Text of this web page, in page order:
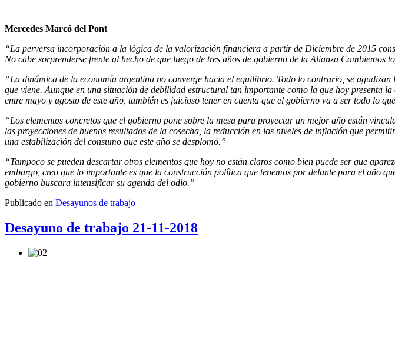
Mercedes Marcó del Pont
“La perversa incorporación a la lógica de la valorización financiera a partir de Diciembre de 2015
No cabe sorprenderse frente al hecho de que luego de tres años de gobierno de la Alianza
“La dinámica de la economía argentina no converge hacia el equilibrio. Todo lo contrario, se
que viene. Aunque en una situación de debilidad estructural tan importante como la que hoy
entre mayo y agosto de este año, también es juicioso tener en cuenta que el gobierno va a ser todo lo
“Los elementos concretos que el gobierno pone sobre la mesa para proyectar un mejor año están
las proyecciones de buenos resultados de la cosecha, la reducción en los niveles de inflación que
una estabilización del consumo que este año se desplomó.”
“Tampoco se pueden descartar otros elementos que hoy no están claros como bien puede ser que
embargo, creo que lo importante es que la construcción política que tenemos por delante para el año
gobierno buscara intensificar su agenda del odio.”
Publicado en Desayunos de trabajo
Desayuno de trabajo 21-11-2018